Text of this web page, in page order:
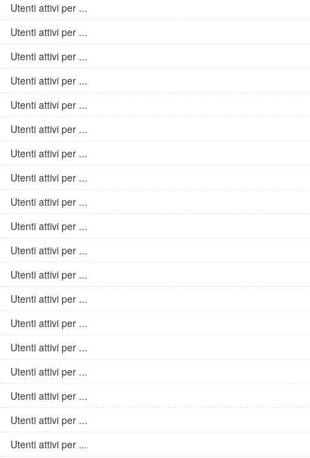
Utenti attivi per ...
Utenti attivi per ...
Utenti attivi per ...
Utenti attivi per ...
Utenti attivi per ...
Utenti attivi per ...
Utenti attivi per ...
Utenti attivi per ...
Utenti attivi per ...
Utenti attivi per ...
Utenti attivi per ...
Utenti attivi per ...
Utenti attivi per ...
Utenti attivi per ...
Utenti attivi per ...
Utenti attivi per ...
Utenti attivi per ...
Utenti attivi per ...
Utenti attivi per ...